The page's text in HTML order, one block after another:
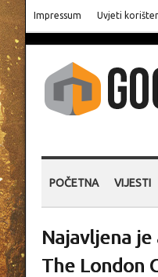
Impressum Uvjeti
POČETNA VIJESTI
Najavljena
The London